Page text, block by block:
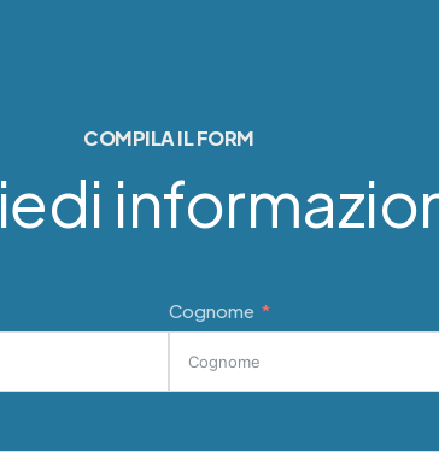
COMPILA IL FORM
Cognome